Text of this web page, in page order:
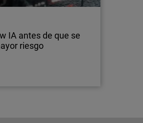
IA antes de que se
riesgo